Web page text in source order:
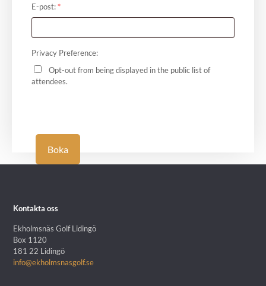
E-post:*
Privacy Preference:
Opt-out from being displayed in the public list of
attendees.
Boka
Kontakta oss
Ekholmsnäs Golf Lidingö
Box 1120
181 22 Lidingö
info@ekholmsnasgolf.se